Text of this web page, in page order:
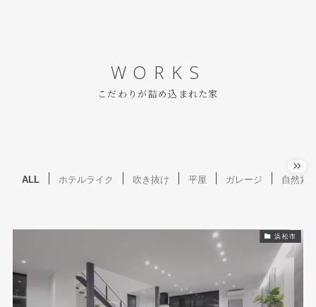
WORKS
こだわりが詰め込まれた家
ALL ホテルライク 吹き抜け 平屋 ガレージ 自然素
浜松市